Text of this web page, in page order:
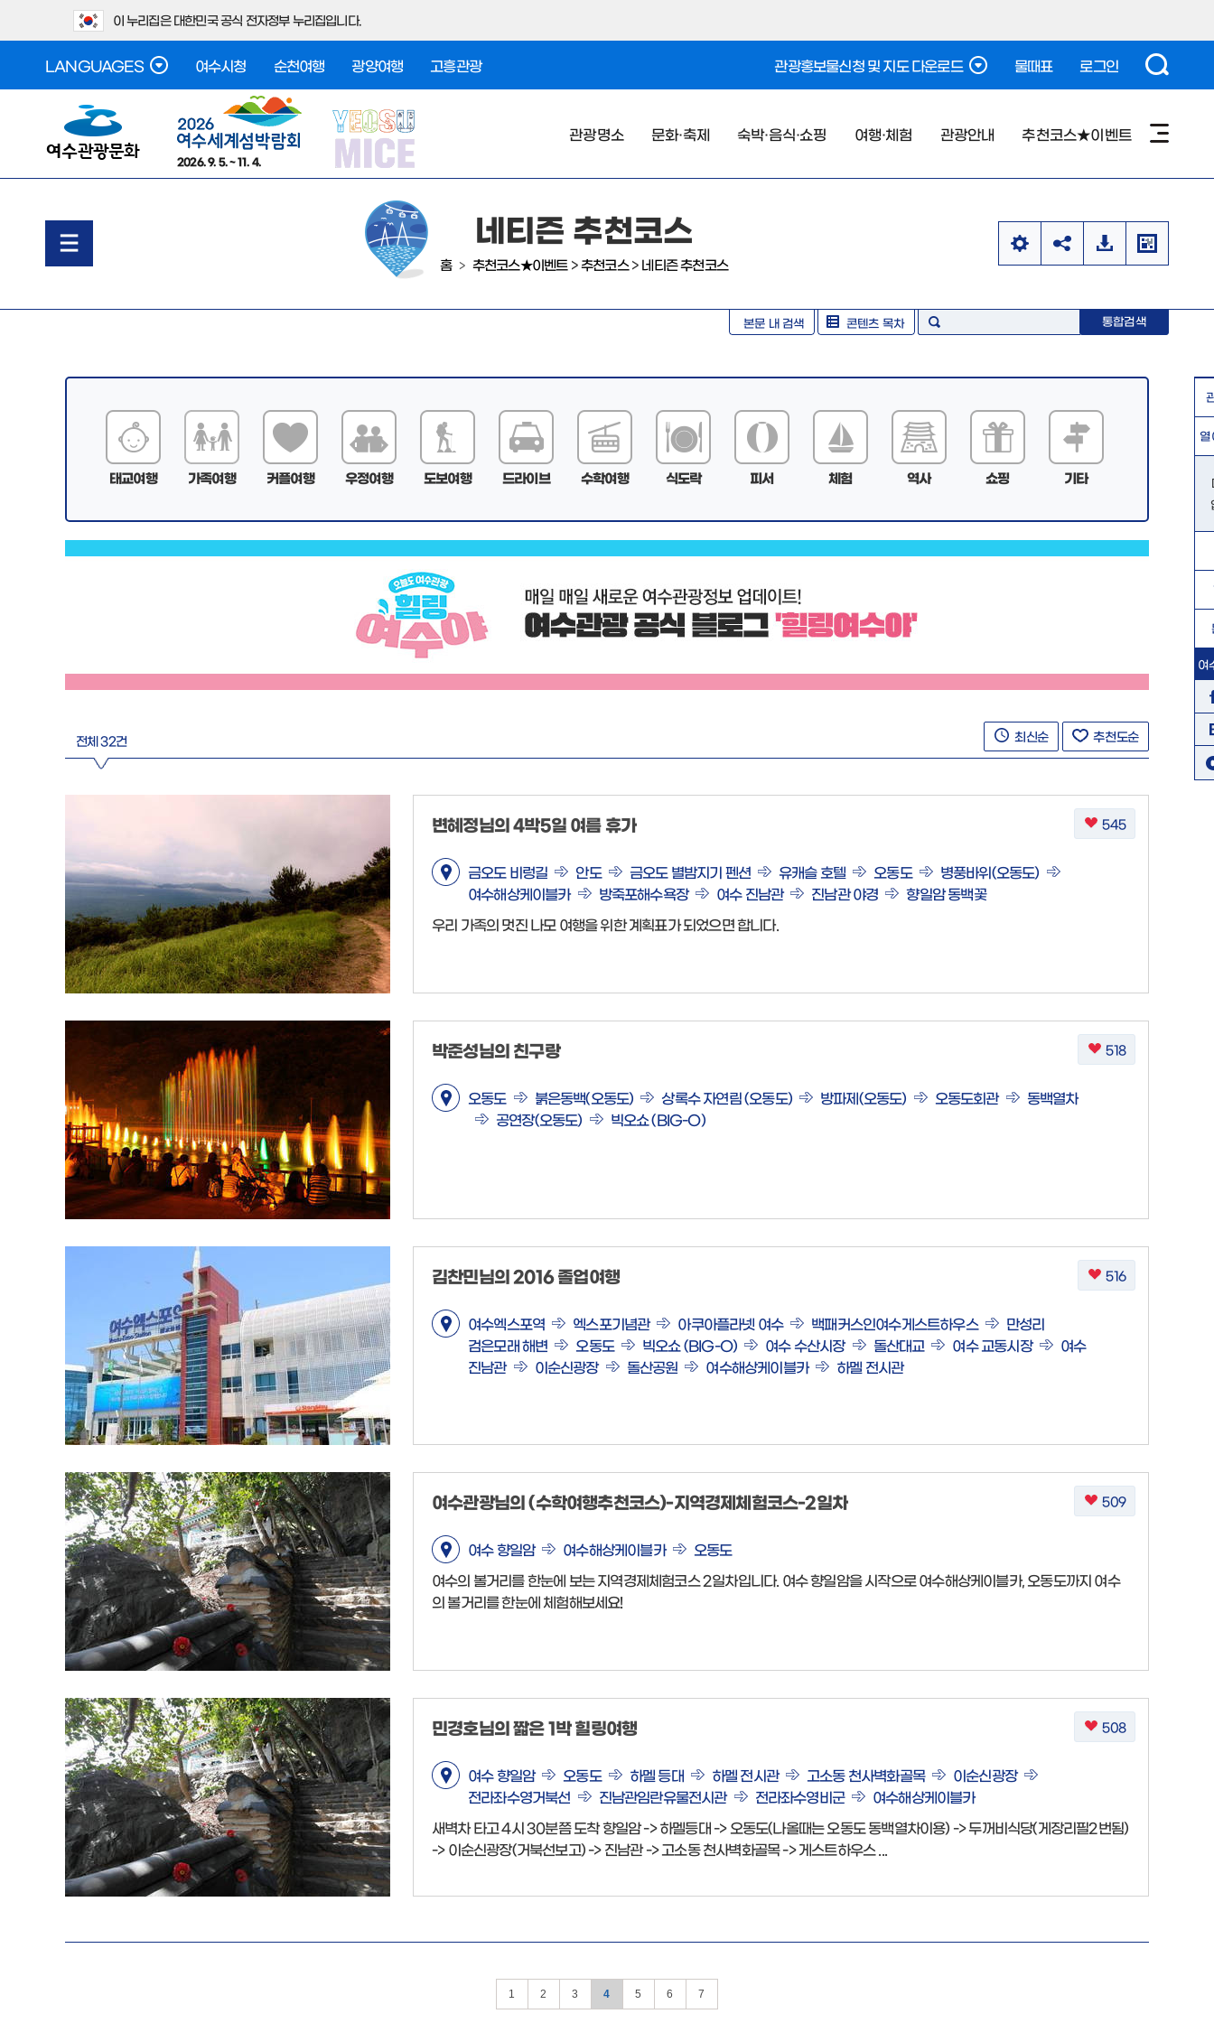
이 누리집은 대한민국 공식 전자정부 누리집입니다.
LANGUAGES 여수시청 순천여행 광양여행 고흥관광 관광홍보물신청 및 지도 다운로드 물때표 로그인
2026. 9. 5. ~ 11. 4.
관광명소 문화·축제 숙박·음식·쇼핑 여행·체험 관광안내 추천코스★이벤트
네티즌 추천코스
홈 > 추천코스★이벤트 > 추천코스> 네티즌 추천코스
본문 내 검색 콘텐츠 목차 통합검색
태교여행 가족여행 커플여행 우정여행 도보여행 드라이브 수학여행 식도락 피서 체험 역사 쇼핑 기타
전체 32건 최신순 추천도순
변혜정님의 4박5일 여름 휴가
금오도 비렁길 안도 금오도 별밤지기 펜션 유캐슬 호텔 오동도
병풍바위(오동도)
여수해상케이블카
방죽포해수욕장 여수 진남관 진남관 야경 향일암 동백꽃
우리 가족의 멋진 나모 여행을 위한 계획표가 되었으면 합니다.
545
박준성님의 친구랑
오동도 붉은동백(오동도) 상록수 자연림 (오동도) 방파제(오동도) 오동도회관
동백열차
공연장(오동도)
빅오쇼 (BIG-O)
518
김찬민님의 2016 졸업여행
여수엑스포역 엑스포기념관 아쿠아플라넷 여수 백패커스인여수게스트하우스
만성리
검은모래 해변
오동도 빅오쇼 (BIG-O) 여수 수산시장 돌산대교 여수 교동시장
여수
진남관
이순신광장 돌산공원 여수해상케이블카 하멜 전시관
516
여수관광님의 (수학여행추천코스)-지역경제체험코스-2일차
여수 향일암 여수해상케이블카 오동도
여수의 볼거리를 한눈에 보는 지역경제체험코스 2일차입니다. 여수 향일암을 시작으로 여수해상케이블카, 오동도까지 여수
의 볼거리를 한눈에 체험해보세요!
509
민경호님의 짧은 1박 힐링여행
여수 향일암 오동도 하멜 등대 하멜 전시관 고소동 천사벽화골목
이순신광장
전라좌수영거북선
진남관임란유물전시관 전라좌수영비군 여수해상케이블카
새벽차 타고 4시 30분쯤 도착 향일암 -> 하멜등대 -> 오동도(나올때는 오동도 동백열차이용) -> 두꺼비식당(게장리필2번됨)
-> 이순신광장(거북선보고) -> 진남관 -> 고소동 천사벽화골목 -> 게스트하우스 ...
508
1 2 3 4 5 6 7
열
여